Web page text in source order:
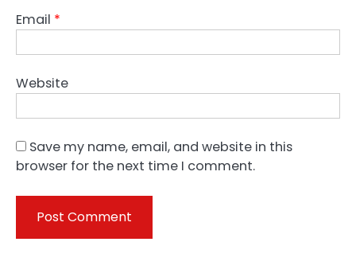
Email *
Website
Save my name, email, and website in this
browser for the next time I comment.